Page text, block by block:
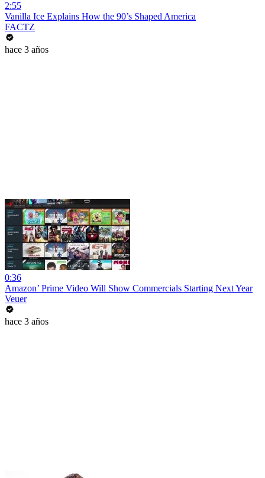
2:55
Vanilla Ice Explains How the 90’s Shaped America
FACTZ
hace 3 años
0:36
Amazon’ Prime Video Will Show Commercials Starting Next Year
Veuer
hace 3 años